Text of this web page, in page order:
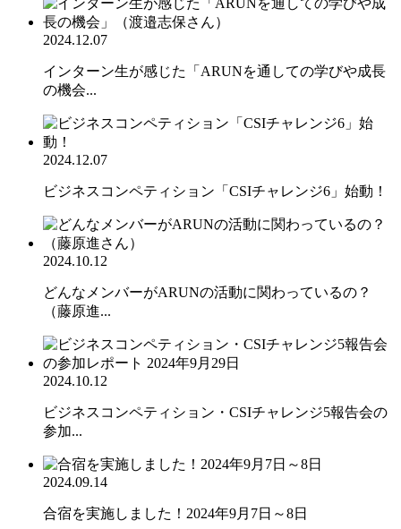
2024.12.07
インターン生が感じた「ARUNを通しての学びや成長
の機会...
2024.12.07
ビジネスコンペティション「CSIチャレンジ6」始動！
2024.10.12
どんなメンバーがARUNの活動に関わっているの？
（藤原進...
2024.10.12
ビジネスコンペティション・CSIチャレンジ5報告会の
参加...
2024.09.14
合宿を実施しました！2024年9月7日～8日